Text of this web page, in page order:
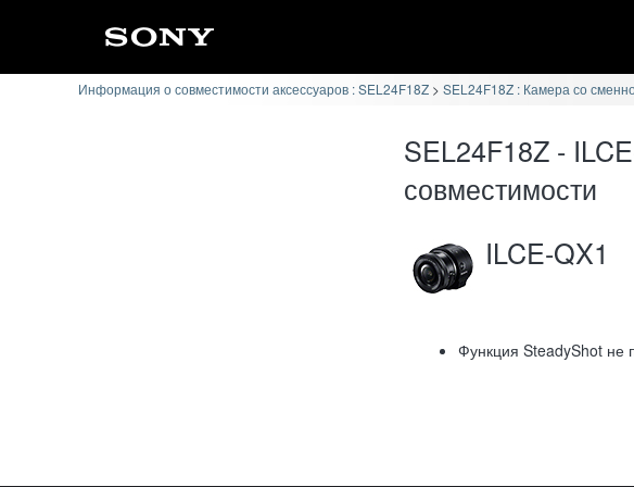
Информация о совместимости аксессуаров : SEL24F18Z SEL24F18Z : Камера со
SEL24F18Z -
совместимости
ILCE-QX1
Функция SteadyShot не